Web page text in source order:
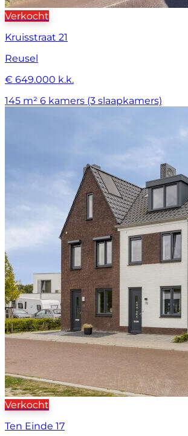
Verkocht
Kruisstraat 21
Reusel
€ 649.000 k.k.
145 m² 6 kamers (3 slaapkamers)
Verkocht
Ten Einde 17